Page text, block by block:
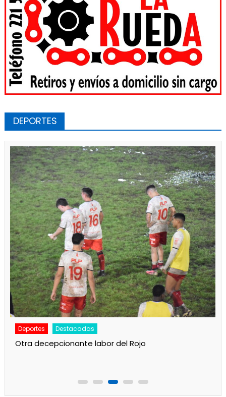
DEPORTES
Deportes Principal
Camba juega esta noche en Ensenada